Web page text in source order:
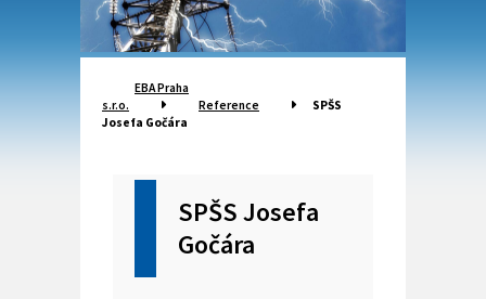
EBA Praha
s.r.o.
Reference
SPŠS
Josefa Gočára
SPŠS Josefa
Gočára